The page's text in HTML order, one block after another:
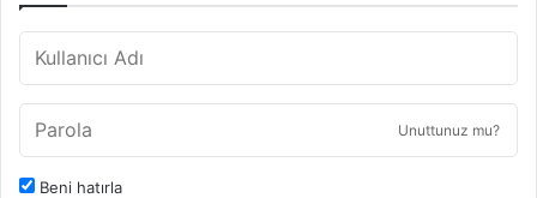
Unuttunuz mu?
Beni hatırla